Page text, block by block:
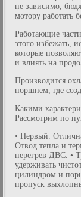
не зависимо,
мотору работать
Работающие
этого избежать,
которые
и влиять на
Производится
поршнем, где
Какими
Рассмотрим по
• Первый.
Отвод тепла и
перегрев ДВС. •
удерживать
цилиндром и
пропуск